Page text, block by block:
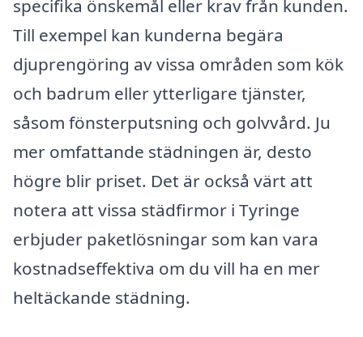
specifika önskemål eller krav från kunden.
Till exempel kan kunderna begära
djuprengöring av vissa områden som kök
och badrum eller ytterligare tjänster,
såsom fönsterputsning och golvvård. Ju
mer omfattande städningen är, desto
högre blir priset. Det är också värt att
notera att vissa städfirmor i Tyringe
erbjuder paketlösningar som kan vara
kostnadseffektiva om du vill ha en mer
heltäckande städning.